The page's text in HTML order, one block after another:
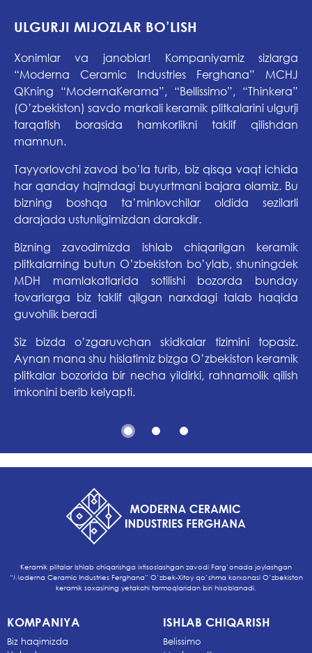
ULGURJI MIJOZLAR BO’LISH
Xonimlar va janoblar! Kompaniyamiz sizlarga
“Moderna Ceramic Industries Ferghana” MCHJ
QKning “ModernaKerama”, “Bellissimo”, “Thinkera”
(O’zbekiston) savdo markali keramik plitkalarini ulgurji
tarqatish borasida hamkorlikni taklif qilishdan
mamnun.
Tayyorlovchi zavod bo’la turib, biz qisqa vaqt ichida
har qanday hajmdagi buyurtmani bajara olamiz. Bu
bizning boshqa ta’minlovchilar oldida sezilarli
darajada ustunligimizdan darakdir.
Bizning zavodimizda ishlab chiqarilgan keramik
plitkalarning butun O’zbekiston bo’ylab, shuningdek
MDH mamlakatlarida sotilishi bozorda bunday
tovarlarga biz taklif qilgan narxdagi talab haqida
guvohlik beradi
Siz bizda o’zgaruvchan skidkalar tizimini topasiz.
Aynan mana shu hislatimiz bizga O’zbekiston keramik
plitkalar bozorida bir necha yildirki, rahnamolik qilish
imkonini berib kelyapti.
Keramik plitalar Ishlab chiqarishga ixtisoslashgan zavodi Farg’onada joylashgan
“Moderna Ceramic Industries Ferghana” O’zbek-Xitoy qo’shma korxonasi O’zbekiston
keramik soxasining yetakchi tarmoqlaridan biri hisoblanadi.
KOMPANIYA
Biz haqimizda
ISHLAB CHIQARISH
Belissimo